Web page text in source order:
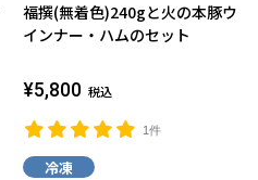
福撰(無着色)240gと火の本豚ウ
インナー・ハムのセット
1件
¥5,800 税込
冷凍